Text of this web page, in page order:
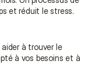
et réduit le stress.
à trouver le
à vos besoins et à